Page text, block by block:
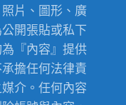
片、圖形、廣
開張貼或私下
『內容』提供
擔任何法律責
介。任何內容